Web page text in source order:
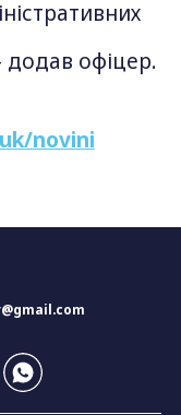
додав офіцер.
novini